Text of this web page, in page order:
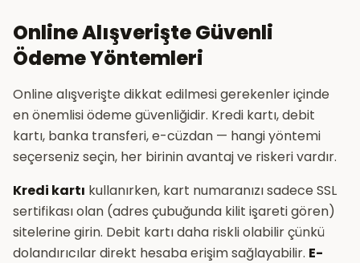
Online Alışverişte Güvenli
Ödeme Yöntemleri
Online alışverişte dikkat edilmesi gerekenler içinde
en önemlisi ödeme güvenliğidir. Kredi kartı, debit
kartı, banka transferi, e-cüzdan — hangi yöntemi
seçerseniz seçin, her birinin avantaj ve riskeri vardır.
Kredi kartı kullanırken, kart numaranızı sadece SSL
sertifikası olan (adres çubuğunda kilit işareti gören)
sitelerine girin. Debit kartı daha riskli olabilir çünkü
dolandırıcılar direkt hesaba erişim sağlayabilir. E-